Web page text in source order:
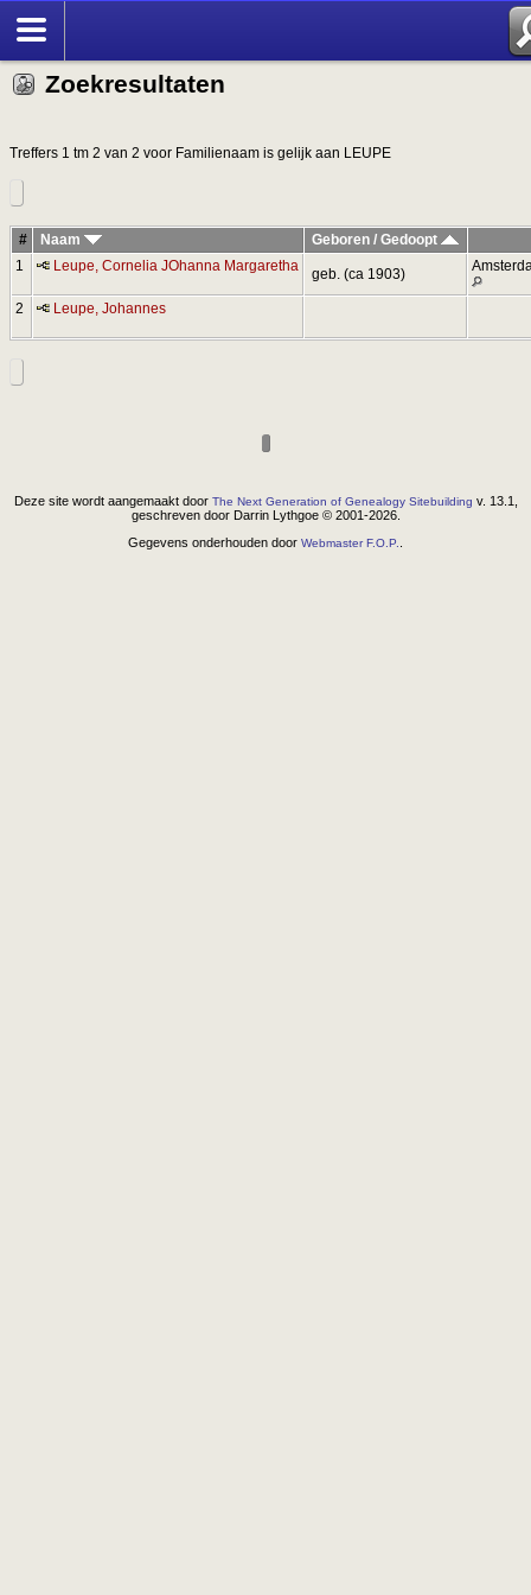
Zoekresultaten
Treffers 1 tm 2 van 2 voor Familienaam is gelijk aan LEUPE
# Naam
Geboren / Gedoopt
1
Leupe, Cornelia JOhanna Margaretha geb. (ca 1903)
2 Leupe, Johannes
Deze site wordt aangemaakt door The Next Generation of Genealogy Sitebuilding v. 13.1,
geschreven door Darrin Lythgoe © 2001-2026.
Gegevens onderhouden door Webmaster F.O.P.